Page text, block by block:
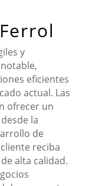
y
eficientes
actual. Las
ofrecer un
la
de
reciba
alta calidad.